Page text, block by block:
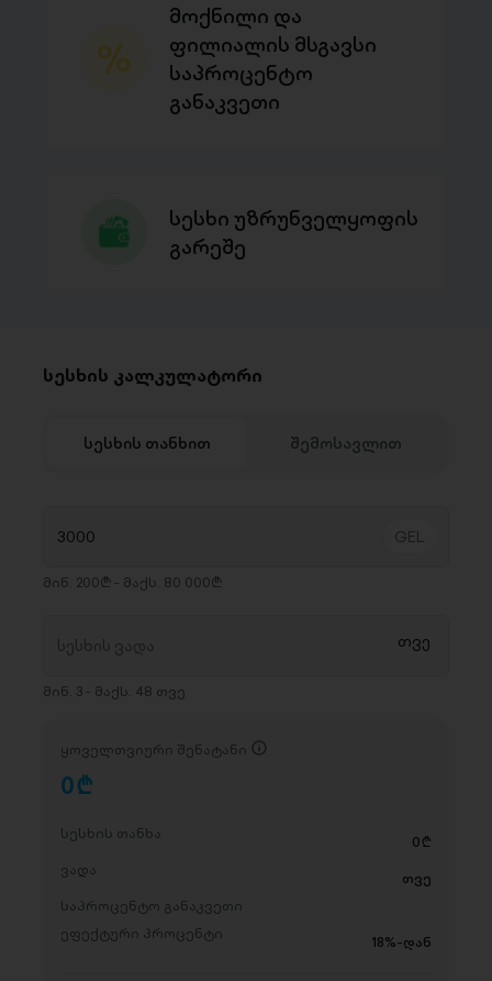
მოქნილი და
ფილიალის მსგავსი
საპროცენტო
განაკვეთი
სესხი უზრუნველყოფის
გარეშე
სესხის კალკულატორი
სესხის თანხით შემოსავლით
მინ. 200₾ - მაქს. 80 000₾
მინ. 3 - მაქს. 48 თვე
ყოველთვიური შენატანი
0D
სესხის თანხა 0 D
ვადა
თვე
საპროცენტო განაკვეთი
ეფექტური პროცენტი
18%-დან